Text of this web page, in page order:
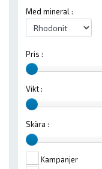
Med mineral :
Pris :
Vikt :
Skära :
Kampanjer